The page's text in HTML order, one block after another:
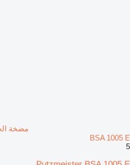
BSA 1005 E
5